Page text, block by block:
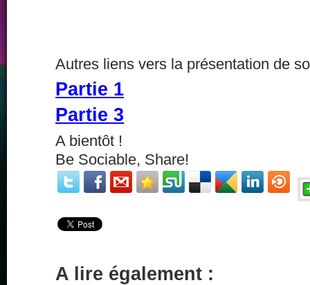
Autres liens vers la présentation de
Partie 1
Partie 3
A bientôt !
Be Sociable, Share!
A lire également :